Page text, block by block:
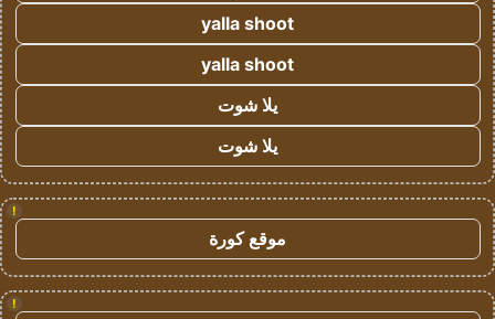
yalla shoot
yalla shoot
يلا شوت
يلا شوت
!
موقع كورة
!